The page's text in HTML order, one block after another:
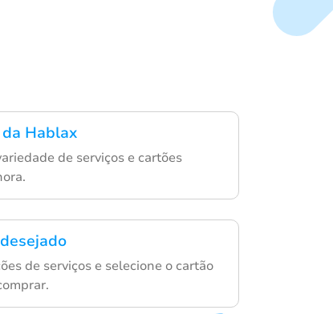
Hablax
de serviços e cartões
de serviços e selecione o cartão